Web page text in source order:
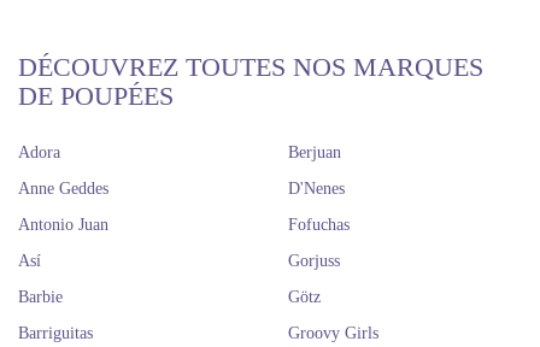
DÉCOUVREZ TOUTES NOS MARQUES
DE POUPÉES
Adora
Anne Geddes
Antonio Juan
Así
Barbie
Barriguitas
Berjuan
D'Nenes
Fofuchas
Gorjuss
Götz
Groovy Girls